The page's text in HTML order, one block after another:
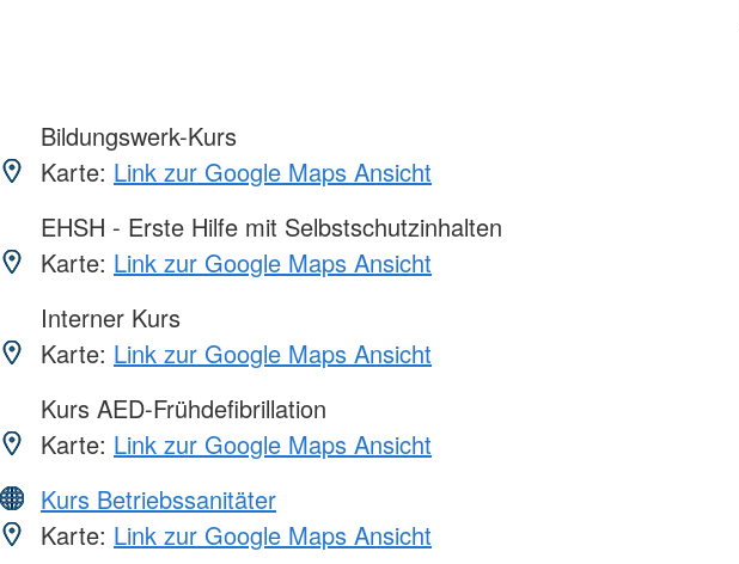
Bildungswerk-Kurs
Karte: Link zur Google Maps Ansicht
EHSH - Erste Hilfe mit Selbstschutzinhalten
Karte: Link zur Google Maps Ansicht
Interner Kurs
Karte: Link zur Google Maps Ansicht
Kurs AED-Frühdefibrillation
Karte: Link zur Google Maps Ansicht
Kurs Betriebssanitäter
Karte: Link zur Google Maps Ansicht